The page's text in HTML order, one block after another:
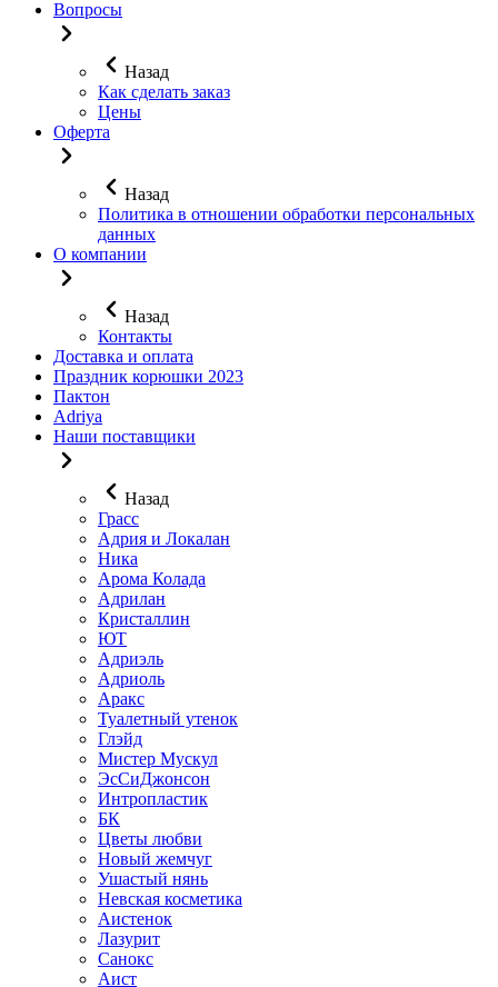
Вопросы
Назад
Как сделать заказ
Цены
Оферта
Назад
Политика в отношении обработки персональных
данных
О компании
Назад
Контакты
Доставка и оплата
Праздник корюшки 2023
Пактон
Adriya
Наши поставщики
Назад
Грасс
Адрия и Локалан
Ника
Арома Колада
Адрилан
Кристаллин
ЮТ
Адриэль
Адриоль
Аракс
Туалетный утенок
Глэйд
Мистер Мускул
ЭсСиДжонсон
Интропластик
БК
Цветы любви
Новый жемчуг
Ушастый нянь
Невская косметика
Аистенок
Лазурит
Санокс
Аист